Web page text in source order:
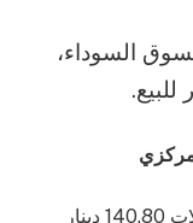
السوداء،
دينار